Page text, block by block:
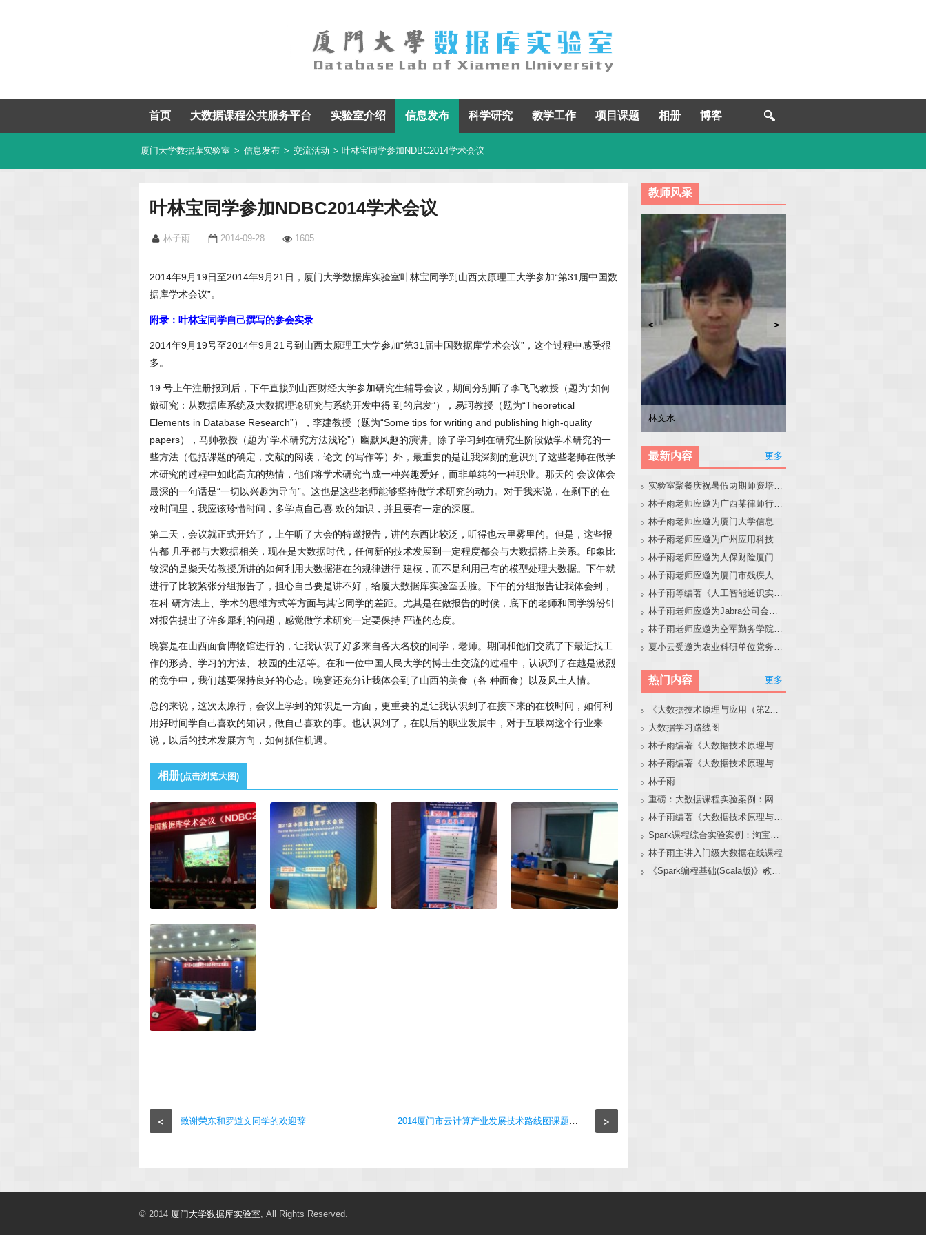
首页 大数据课程公共服务平台 实验室介绍 信息发布 科学研究 教学工作 项目课题 相册 博客
厦门大学数据库实验室 > 信息发布 > 交流活动 > 叶林宝同学参加NDBC2014学术会议
叶林宝同学参加NDBC2014学术会议
林子雨 2014-09-28 1605
2014年9月19日至2014年9月21日，厦门大学数据库实验室叶林宝同学到山西太原理工大学参加“第31届中国数
据库学术会议”。
附录：叶林宝同学自己撰写的参会实录
2014年9月19号至2014年9月21号到山西太原理工大学参加“第31届中国数据库学术会议”，这个过程中感受很
多。
19 号上午注册报到后，下午直接到山西财经大学参加研究生辅导会议，期间分别听了李飞飞教授（题为“如何
做研究：从数据库系统及大数据理论研究与系统开发中得 到的启发”），易珂教授（题为“Theoretical
Elements in Database Research”），李建教授（题为“Some tips for writing and publishing high-quality
papers），马帅教授（题为“学术研究方法浅论”）幽默风趣的演讲。除了学习到在研究生阶段做学术研究的一
些方法（包括课题的确定，文献的阅读，论文 的写作等）外，最重要的是让我深刻的意识到了这些老师在做学
术研究的过程中如此高亢的热情，他们将学术研究当成一种兴趣爱好，而非单纯的一种职业。那天的 会议体会
最深的一句话是“一切以兴趣为导向”。这也是这些老师能够坚持做学术研究的动力。对于我来说，在剩下的在
校时间里，我应该珍惜时间，多学点自己喜 欢的知识，并且要有一定的深度。
第二天，会议就正式开始了，上午听了大会的特邀报告，讲的东西比较泛，听得也云里雾里的。但是，这些报
告都 几乎都与大数据相关，现在是大数据时代，任何新的技术发展到一定程度都会与大数据搭上关系。印象比
较深的是柴天佑教授所讲的如何利用大数据潜在的规律进行 建模，而不是利用已有的模型处理大数据。下午就
进行了比较紧张分组报告了，担心自己要是讲不好，给厦大数据库实验室丢脸。下午的分组报告让我体会到，
在科 研方法上、学术的思维方式等方面与其它同学的差距。尤其是在做报告的时候，底下的老师和同学纷纷针
对报告提出了许多犀利的问题，感觉做学术研究一定要保持 严谨的态度。
晚宴是在山西面食博物馆进行的，让我认识了好多来自各大名校的同学，老师。期间和他们交流了下最近找工
作的形势、学习的方法、 校园的生活等。在和一位中国人民大学的博士生交流的过程中，认识到了在越是激烈
的竞争中，我们越要保持良好的心态。晚宴还充分让我体会到了山西的美食（各 种面食）以及风土人情。
总的来说，这次太原行，会议上学到的知识是一方面，更重要的是让我认识到了在接下来的在校时间，如何利
用好时间学自己喜欢的知识，做自己喜欢的事。也认识到了，在以后的职业发展中，对于互联网这个行业来
说，以后的技术发展方向，如何抓住机遇。
相册(点击浏览大图)
< 致谢荣东和罗道文同学的欢迎辞 >
2014厦门市云计算产业发展技术路线图课题组主页
教师风采
林子雨
张东站
林文水
冯少荣
< >
最新内容 更多
实验室聚餐庆祝暑假两期师资培训班圆满结束
林子雨老师应邀为广西某律师行业培训班做大模型和智能体讲座
林子雨老师应邀为厦门大学信息学院全国中学生夏令营做大模型讲座
林子雨老师应邀为广州应用科技学院做大模型和智能体讲座
林子雨老师应邀为人保财险厦门分公司做大模型和智能体讲座
林子雨老师应邀为厦门市残疾人联合会做大模型和智能体讲座
林子雨等编著《人工智能通识实践教程》教材官网
林子雨老师应邀为Jabra公司会议做大模型和智能体报告
林子雨老师应邀为空军勤务学院做大模型和智能体讲座
夏小云受邀为农业科研单位党务工作者作专题报告
热门内容 更多
《大数据技术原理与应用（第2版）》教材官网
大数据学习路线图
林子雨编著《大数据技术原理与应用（第3版）》教材官网
林子雨编著《大数据技术原理与应用》教材配套大数据软件安装和编程实践指南
林子雨
重磅：大数据课程实验案例：网站用户行为分析（免费共享）
林子雨编著《大数据技术原理与应用（第3版）》教材配套大数据软件安装和编程实践指南
Spark课程综合实验案例：淘宝双11数据分析与预测
林子雨主讲入门级大数据在线课程
《Spark编程基础(Scala版)》教材官网
© 2014 厦门大学数据库实验室, All Rights Reserved.